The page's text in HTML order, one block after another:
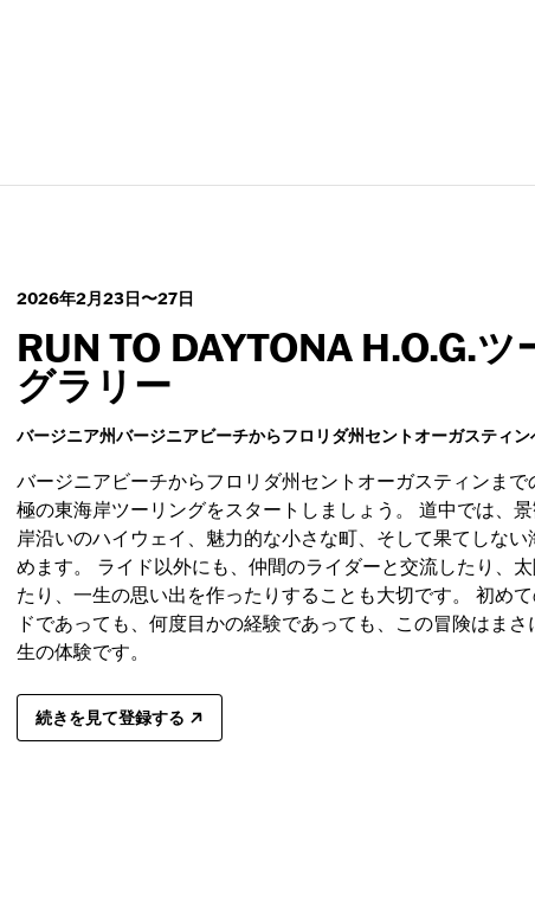
2026年2月23日〜27日
RUN TO DAYTONA H.O.G.ツ
グラリー
バージニア州バージニアビーチからフロリダ州セントオーガスティン
バージニアビーチからフロリダ州セントオーガスティンまで
極の東海岸ツーリングをスタートしましょう。 道中では、
岸沿いのハイウェイ、魅力的な小さな町、そして果てしない
めます。 ライド以外にも、仲間のライダーと交流したり、
たり、一生の思い出を作ったりすることも大切です。 初め
ドであっても、何度目かの経験であっても、この冒険はま
生の体験です。
続きを見て登録する